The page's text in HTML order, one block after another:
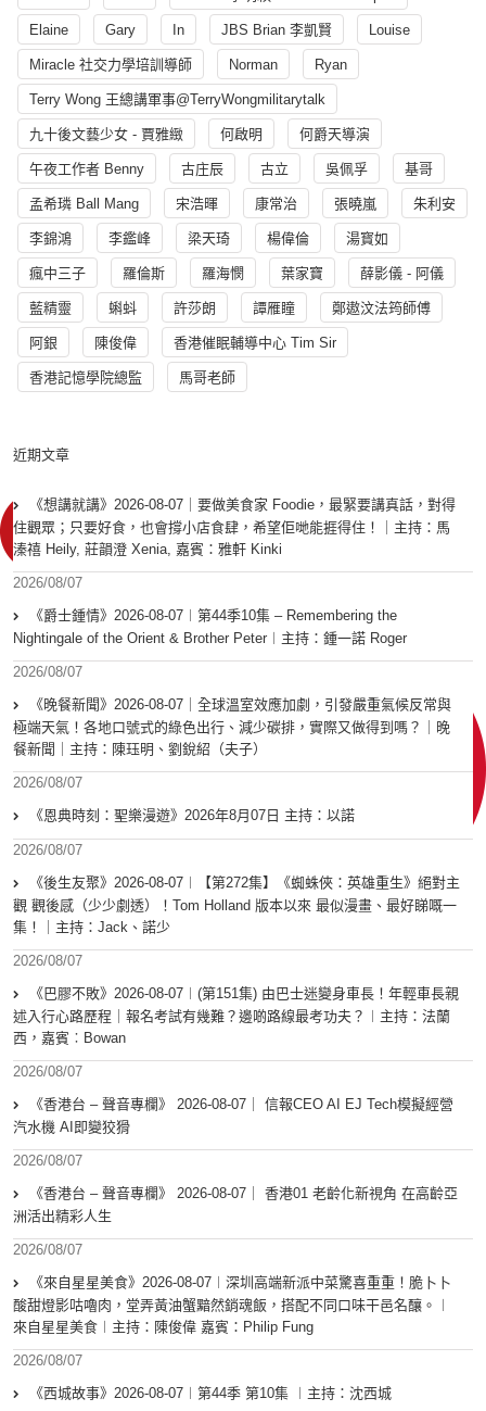
Elaine Gary In JBS Brian 李凱賢 Louise
Miracle 社交力學培訓導師 Norman Ryan
Terry Wong 王總講軍事@TerryWongmilitarytalk
九十後文藝少女 - 賈雅緻 何啟明 何爵天導演
午夜工作者 Benny 古庄辰 古立 吳佩孚 基哥
孟希璘 Ball Mang 宋浩暉 康常治 張曉嵐 朱利安
李錦鴻 李鑑峰 梁天琦 楊偉倫 湯寳如
瘋中三子 羅倫斯 羅海憫 葉家寶 薛影儀 - 阿儀
藍精靈 蝌蚪 許莎朗 譚雁瞳 鄭遨汶法筠師傅
阿銀 陳俊偉 香港催眠輔導中心 Tim Sir
香港記憶學院總監 馬哥老師
近期文章
《想講就講》2026-08-07｜要做美食家 Foodie，最緊要講真話，對得
住觀眾；只要好食，也會撐小店食肆，希望佢哋能捱得住！｜主持：馬
溱禧 Heily, 莊韻澄 Xenia, 嘉賓：雅軒 Kinki
2026/08/07
《爵士鍾情》2026-08-07︱第44季10集 – Remembering the
Nightingale of the Orient & Brother Peter︱主持：鍾一諾 Roger
2026/08/07
《晚餐新聞》2026-08-07｜全球溫室效應加劇，引發嚴重氣候反常與
極端天氣！各地口號式的綠色出行、減少碳排，實際又做得到嗎？｜晚
餐新聞｜主持：陳珏明、劉銳紹（夫子）
2026/08/07
《恩典時刻：聖樂漫遊》2026年8月07日 主持：以諾
2026/08/07
《後生友聚》2026-08-07︱【第272集】《蜘蛛俠：英雄重生》絕對主
觀 觀後感（少少劇透）！Tom Holland 版本以來 最似漫畫、最好睇嘅一
集！｜主持：Jack、諾少
2026/08/07
《巴膠不敗》2026-08-07︱(第151集) 由巴士迷變身車長！年輕車長親
述入行心路歷程｜報名考試有幾難？邊啲路線最考功夫？︱主持：法蘭
西，嘉賓︰Bowan
2026/08/07
《香港台 – 聲音專欄》 2026-08-07｜ 信報CEO AI EJ Tech模擬經營
汽水機 AI即變狡猾
2026/08/07
《香港台 – 聲音專欄》 2026-08-07｜ 香港01 老齡化新視角 在高齡亞
洲活出精彩人生
2026/08/07
《來自星星美食》2026-08-07︱深圳高端新派中菜驚喜重重！脆卜卜
酸甜燈影咕嚕肉，堂弄黃油蟹黯然銷魂飯，搭配不同口味干邑名釀。︱
來自星星美食︱主持：陳俊偉 嘉賓：Philip Fung
2026/08/07
《西城故事》2026-08-07︱第44季 第10集 ︱主持：沈西城